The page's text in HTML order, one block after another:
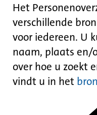
Het
verschillende
voor iedereen. U
naam, plaats en/
over hoe u zoekt
vindt u in het